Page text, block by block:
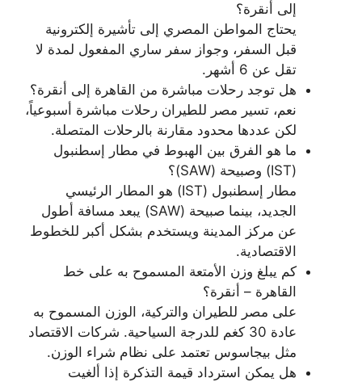
إلى أنقرة؟
يحتاج المواطن المصري إلى تأشيرة إلكترونية
قبل السفر، وجواز سفر ساري المفعول لمدة لا
تقل عن 6 أشهر.
هل توجد رحلات مباشرة من القاهرة إلى أنقرة؟
نعم، تسير مصر للطيران رحلات مباشرة أسبوعياً،
لكن عددها محدود مقارنة بالرحلات المتصلة.
ما هو الفرق بين الهبوط في مطار إسطنبول
(IST) وصبيحة (SAW)؟
مطار إسطنبول (IST) هو المطار الرئيسي
الجديد، بينما صبيحة (SAW) يبعد مسافة أطول
عن مركز المدينة ويستخدم بشكل أكبر للخطوط
الاقتصادية.
كم يبلغ وزن الأمتعة المسموح به على خط
القاهرة – أنقرة؟
على مصر للطيران والتركية، الوزن المسموح به
عادة 30 كغم للدرجة السياحية. شركات الاقتصاد
مثل بيجاسوس تعتمد على نظام شراء الوزن.
هل يمكن استرداد قيمة التذكرة إذا ألغيت